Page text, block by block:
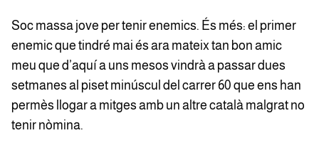
Soc massa jove per tenir enemics. És més: el primer
enemic que tindré mai és ara mateix tan bon amic
meu que d’aquí a uns mesos vindrà a passar dues
setmanes al piset minúscul del carrer 60 que ens han
permès llogar a mitges amb un altre català malgrat no
tenir nòmina.